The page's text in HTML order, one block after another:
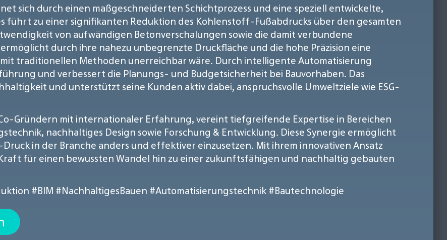
sich durch einen maßgeschneiderten Schichtprozess und eine speziell entwickelte,
führt zu einer signifikanten Reduktion des Kohlenstoff-Fußabdrucks über den gesamten
von aufwändigen Betonverschalungen sowie die damit verbundene
durch ihre nahezu unbegrenzte Druckfläche und die hohe Präzision eine
traditionellen Methoden unerreichbar wäre. Durch intelligente Automatisierung
und verbessert die Planungs- und Budgetsicherheit bei Bauvorhaben. Das
und unterstützt seine Kunden aktiv dabei, anspruchsvolle Umweltziele wie ESG-
Gründern mit internationaler Erfahrung, vereint tiefgreifende Expertise in Bereichen
nachhaltiges Design sowie Forschung & Entwicklung. Diese Synergie ermöglicht
in der Branche anders und effektiver einzusetzen. Mit ihrem innovativen Ansatz
für einen bewussten Wandel hin zu einer zukunftsfähigen und nachhaltig gebauten
#BIM #NachhaltigesBauen #Automatisierungstechnik#Bautechnologie